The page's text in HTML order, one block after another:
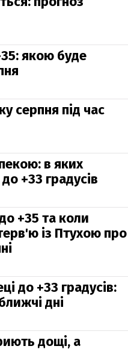
якою буде
серпня під час
в яких
+33 градусів
+35 та коли
із Птухою про
до +33 градусів:
дні
дощі, а